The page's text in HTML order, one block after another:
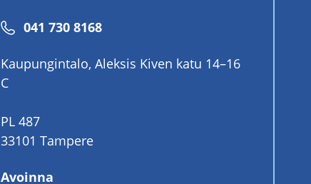
Puhelinnumero
041 730 8168
Kaupungintalo, Aleksis Kiven katu 14–16
C
PL 487
33101 Tampere
Avoinna